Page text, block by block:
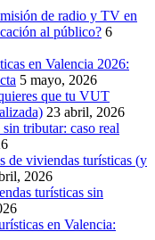
de radio y TV en
al público? 6
en Valencia 2026:
5 mayo, 2026
que tu VUT
23 abril, 2026
tributar: caso real
de viviendas turísticas (y
2026
turísticas sin
en Valencia: